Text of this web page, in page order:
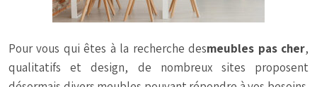
Pour vous qui êtes à la recherche desmeubles pas cher,
qualitatifs et design, de nombreux sites proposent